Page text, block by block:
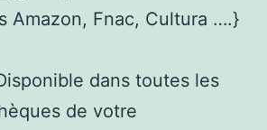
Amazon, Fnac, Cultura ….}
dans toutes les
de votre